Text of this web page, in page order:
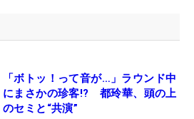
「ボトッ！って音が…」ラウンド中
にまさかの珍客!? 都玲華、頭の上
のセミと“共演”